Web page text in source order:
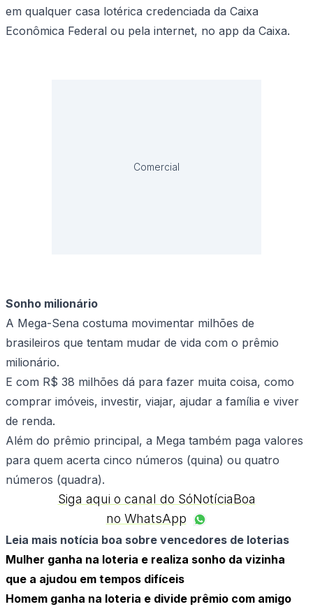
em qualquer casa lotérica credenciada da Caixa
Econômica Federal ou pela internet, no app da Caixa.
Comercial
Sonho milionário
A Mega-Sena costuma movimentar milhões de
brasileiros que tentam mudar de vida com o prêmio
milionário.
E com R$ 38 milhões dá para fazer muita coisa, como
comprar imóveis, investir, viajar, ajudar a família e viver
de renda.
Além do prêmio principal, a Mega também paga valores
para quem acerta cinco números (quina) ou quatro
números (quadra).
Siga aqui o canal do SóNotíciaBoa
no WhatsApp
Leia mais notícia boa sobre vencedores de loterias
Mulher ganha na loteria e realiza sonho da vizinha
que a ajudou em tempos difíceis
Homem ganha na loteria e divide prêmio com amigo